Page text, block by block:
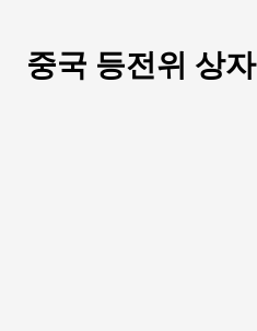
중국 등전위 상자